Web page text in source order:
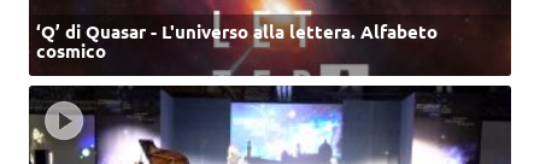
‘Q’ di Quasar - L'universo alla lettera. Alfabeto
cosmico